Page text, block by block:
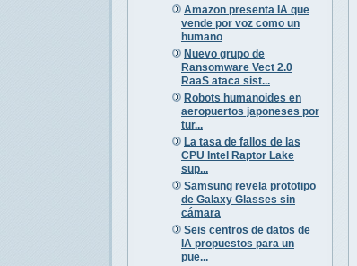
Amazon presenta IA que
vende por voz como un
humano
Nuevo grupo de
Ransomware Vect 2.0
RaaS ataca sist...
Robots humanoides en
aeropuertos japoneses por
tur...
La tasa de fallos de las
CPU Intel Raptor Lake
sup...
Samsung revela prototipo
de Galaxy Glasses sin
cámara
Seis centros de datos de
IA propuestos para un
pue...